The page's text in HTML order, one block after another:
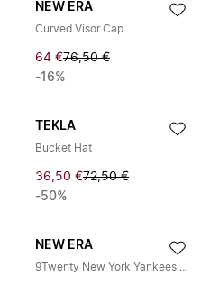
NEW ERA
Curved Visor Cap
64 €76,50 €
-16%
TEKLA
Bucket Hat
36,50 €72,50 €
-50%
NEW ERA
9Twenty New York Yankees Osfm Denim Hat